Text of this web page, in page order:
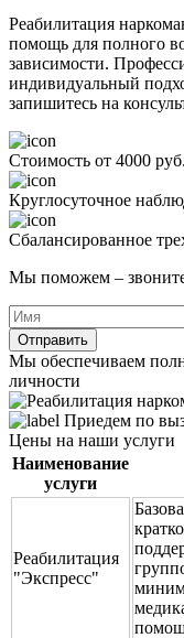
Реабилитация
помощь для полного
зависимости.
индивидуальный
запишитесь на
Стоимость от 4000 руб.
Круглосуточное
Сбалансированное
Мы поможем –
Отправить
Мы обеспечиваем
личности
Приедем по
Цены на наши услуги
Наименование
услуги
Реабилитация
"Экспресс"